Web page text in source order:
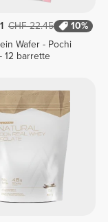
CHF 22.45
10%
Wafer - Pochi
12 barrette